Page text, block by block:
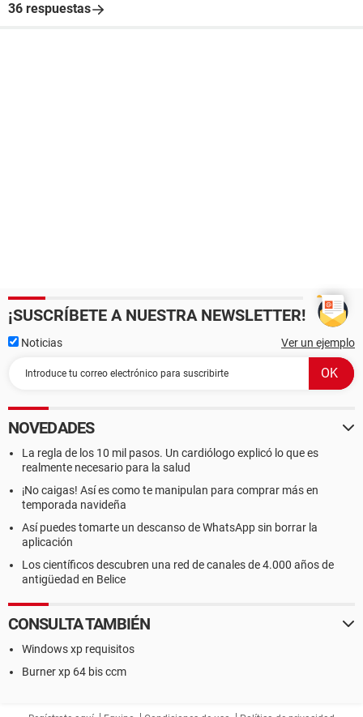
36 respuestas
¡SUSCRÍBETE A NUESTRA NEWSLETTER!
Noticias Ver un ejemplo
NOVEDADES
La regla de los 10 mil pasos. Un cardiólogo explicó lo que es
realmente necesario para la salud
¡No caigas! Así es como te manipulan para comprar más en
temporada navideña
Así puedes tomarte un descanso de WhatsApp sin borrar la
aplicación
Los científicos descubren una red de canales de 4.000 años de
antigüedad en Belice
CONSULTA TAMBIÉN
Windows xp requisitos
Burner xp 64 bis ccm